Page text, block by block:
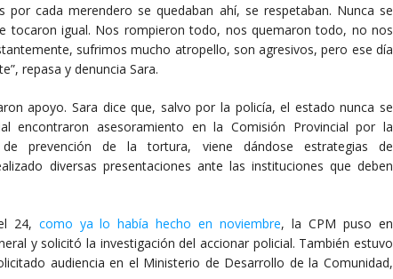
cada merendero se quedaban ahí, se respetaban. Nunca se
tocaron igual. Nos rompieron todo, nos quemaron todo, no nos
sufrimos mucho atropello, son agresivos, pero ese día
repasa y denuncia Sara.
apoyo. Sara dice que, salvo por la policía, el estado nunca se
encontraron asesoramiento en la Comisión Provincial por la
prevención de la tortura, viene dándose estrategias de
diversas presentaciones ante las instituciones que deben
24, como ya lo había hecho en noviembre, la CPM puso en
y solicitó la investigación del accionar policial. También estuvo
audiencia en el Ministerio de Desarrollo de la Comunidad,